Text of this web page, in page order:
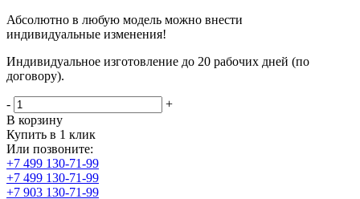
Абсолютно в любую модель можно внести
индивидуальные изменения!
Индивидуальное изготовление до 20 рабочих дней (по
договору).
-
+
В корзину
Купить в 1 клик
Или позвоните:
+7 499 130-71-99
+7 499 130-71-99
+7 903 130-71-99